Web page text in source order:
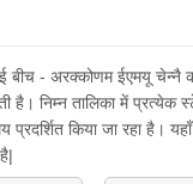
बीच - अरक्कोणम ईएमयू चेन्नै
है। निम्न तालिका में
प्रदर्शित किया जा रहा है।